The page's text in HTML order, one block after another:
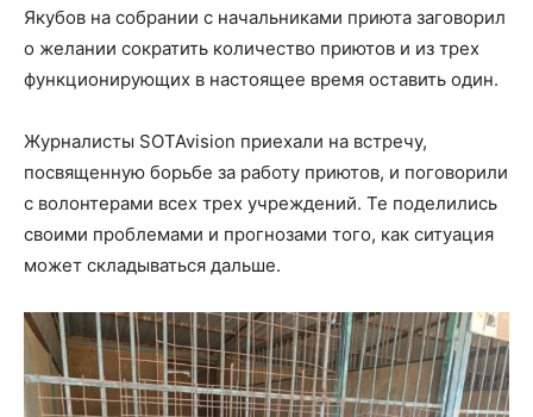
Якубов на собрании с начальниками приюта заговорил
о желании сократить количество приютов и из трех
функционирующих в настоящее время оставить один.
Журналисты SOTAvision приехали на встречу,
посвященную борьбе за работу приютов, и поговорили
с волонтерами всех трех учреждений. Те поделились
своими проблемами и прогнозами того, как ситуация
может складываться дальше.